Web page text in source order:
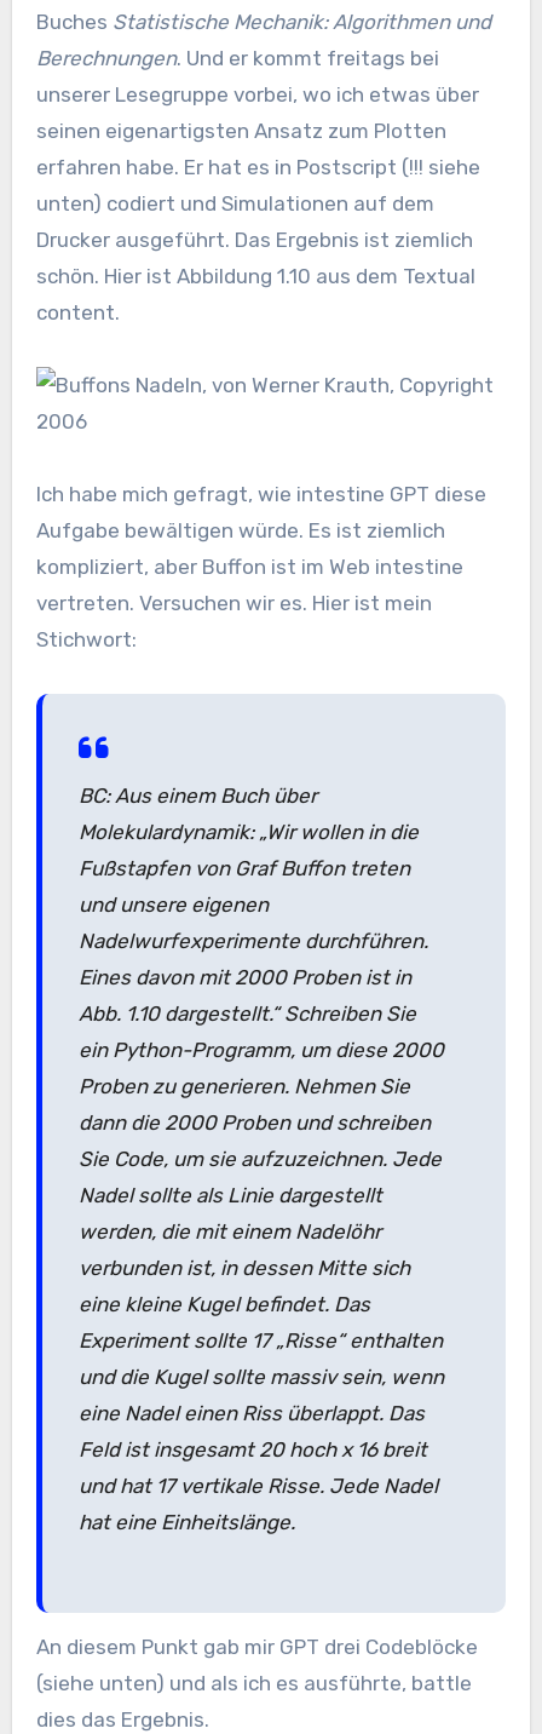
Buches Statistische Mechanik: Algorithmen und
Berechnungen. Und er kommt freitags bei
unserer Lesegruppe vorbei, wo ich etwas über
seinen eigenartigsten Ansatz zum Plotten
erfahren habe. Er hat es in Postscript (!!! siehe
unten) codiert und Simulationen auf dem
Drucker ausgeführt. Das Ergebnis ist ziemlich
schön. Hier ist Abbildung 1.10 aus dem Textual
content.
Ich habe mich gefragt, wie intestine GPT diese
Aufgabe bewältigen würde. Es ist ziemlich
kompliziert, aber Buffon ist im Web intestine
vertreten. Versuchen wir es. Hier ist mein
Stichwort:
BC: Aus einem Buch über
Molekulardynamik: „Wir wollen in die
Fußstapfen von Graf Buffon treten
und unsere eigenen
Nadelwurfexperimente durchführen.
Eines davon mit 2000 Proben ist in
Abb. 1.10 dargestellt.“ Schreiben Sie
ein Python-Programm, um diese 2000
Proben zu generieren. Nehmen Sie
dann die 2000 Proben und schreiben
Sie Code, um sie aufzuzeichnen. Jede
Nadel sollte als Linie dargestellt
werden, die mit einem Nadelöhr
verbunden ist, in dessen Mitte sich
eine kleine Kugel befindet. Das
Experiment sollte 17 „Risse“ enthalten
und die Kugel sollte massiv sein, wenn
eine Nadel einen Riss überlappt. Das
Feld ist insgesamt 20 hoch x 16 breit
und hat 17 vertikale Risse. Jede Nadel
hat eine Einheitslänge.
An diesem Punkt gab mir GPT drei Codeblöcke
(siehe unten) und als ich es ausführte, battle
dies das Ergebnis.